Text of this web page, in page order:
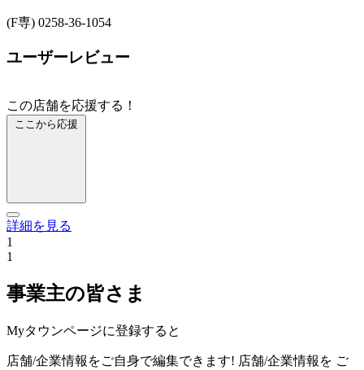
(F専) 0258-36-1054
ユーザーレビュー
この店舗を応援する！
ここから応援
詳細を見る
1
1
事業主の皆さま
Myタウンページに登録すると
店舗/企業情報をご自身で編集できます! 店舗/企業情報を ご